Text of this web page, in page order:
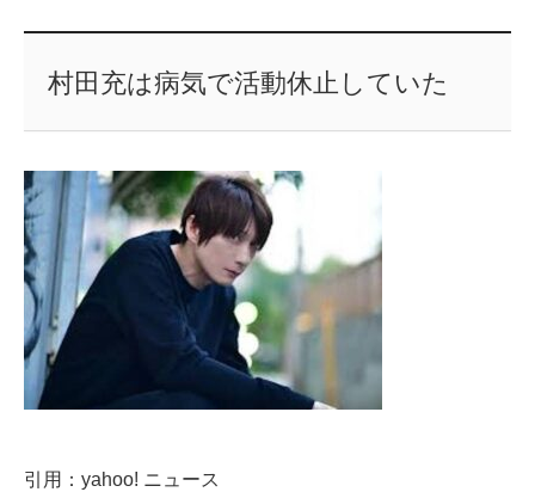
村田充は病気で活動休止していた
引用：yahoo! ニュース